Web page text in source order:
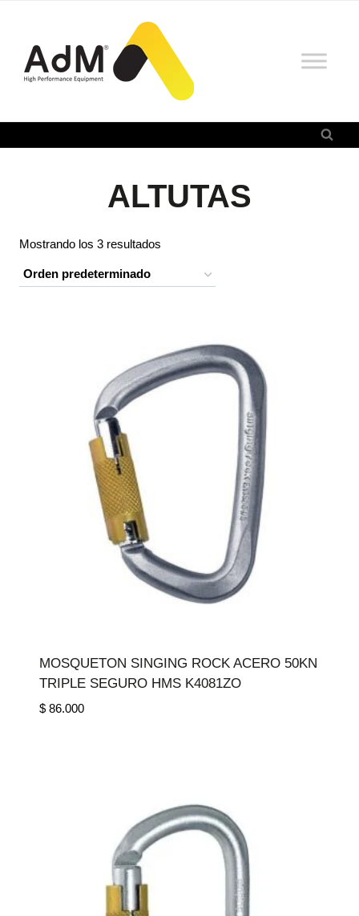
contenido
ALTUTAS
Mostrando los 3 resultados
MOSQUETON SINGING ROCK ACERO 50KN
TRIPLE SEGURO HMS K4081ZO
$86.000